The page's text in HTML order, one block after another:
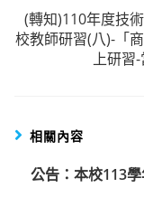
(轉知)110年度技
校教師研習(八)-「
上研習
相關內容
公告：本校113